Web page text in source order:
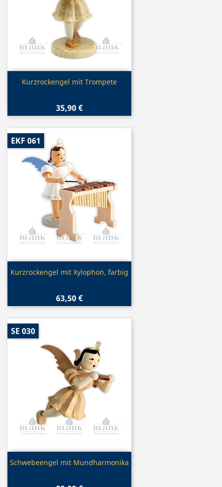
Vorschau
Kurzrockengel mit Trompete
35,90 €
Vorschau
Kurzrockengel mit Xylophon, farbig
63,50 €
EKF 061
Vorschau
Schwebeengel mit Mundharmonika
SE 030